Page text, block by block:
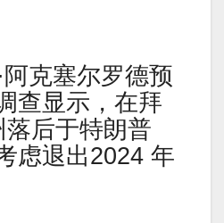
阿克塞尔罗德预
查显示，在拜
后于特朗普
虑退出2024 年